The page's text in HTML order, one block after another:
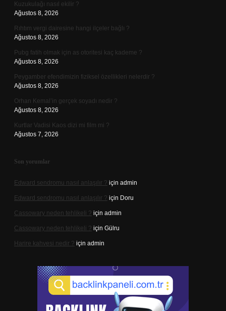
Kuzukulağı nasıl ekilir ?
Ağustos 8, 2026
Rıhtım vergi dairesine hangi ilçeler bağlı ?
Ağustos 8, 2026
Pubg fatih olmak için as otoritesi kaç kademe ?
Ağustos 8, 2026
Peygamber efendimizin fiziksel özellikleri nelerdir ?
Ağustos 8, 2026
Orhan Kemal’in gerçek soyadı nedir ?
Ağustos 8, 2026
Kurtlar Vadisi Kaos dizi mi film mi ?
Ağustos 7, 2026
Son yorumlar
Edward sendromu nasıl anlaşılır ? için admin
Edward sendromu nasıl anlaşılır ? için Doru
Cassowary neden tehlikeli ? için admin
Cassowary neden tehlikeli ? için Gülru
Harire kahvesi nedir ? için admin